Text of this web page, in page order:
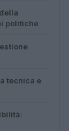
politiche
tecnica e